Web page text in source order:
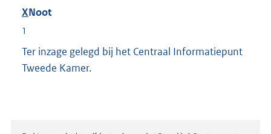
XNoot
1
Ter inzage gelegd bij het Centraal Informatiepunt
Tweede Kamer.